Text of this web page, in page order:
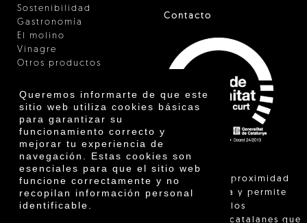
Queremos informarte de que este
sitio web utiliza cookies básicas
para garantizar su
funcionamiento correcto y
mejorar tu experiencia de
navegación. Estas cookies son
esenciales para que el sitio web
funcione correctamente y no
recopilan información personal
identificable.
Sostenibilidad
Gastronomía
El molino
Vinagre
Otros productos
Premios
Innovación
Contacto
"La venta de proximidad
está regulada y permite
identificar a los
agricultores catalanes que